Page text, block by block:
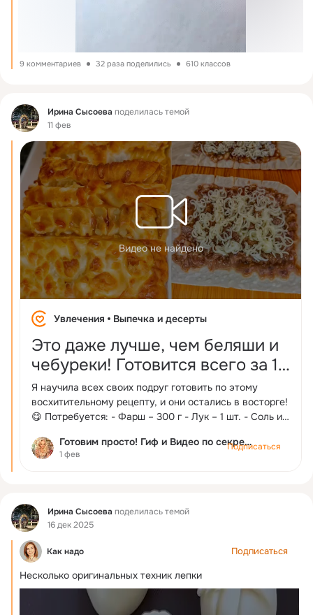
9 комментариев 32 раза поделились 610 классов
Фид Ирина Сысоева поделилась темой
11 фев
Видео не найдено
Увлечения Выпечка и десерты
Это даже лучше, чем беляши и
чебуреки! Готовится всего за 10
минут. Результат вас точно
удивит!
Я научила всех своих подруг готовить по этому
восхитительному рецепту, и они остались в восторге!
😋 Потребуется: - Фарш – 300 г - Лук – 1 шт. - Соль и
Соль – по вкусу - Мука – 2 ст. л. - Лаваш
Готовим просто! Гиф и Видео по секрету с интернету
1 фев
Подписаться
Фид Ирина Сысоева поделилась темой
16 дек 2025
Как надо Подписаться
Несколько оригинальных техник лепки